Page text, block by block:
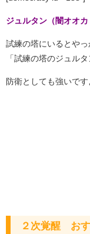
ジュルタン（闇オオカ
試練の塔にいるとやっ
「試練の塔のジュル
防衛としても強いです
２次覚醒 おす